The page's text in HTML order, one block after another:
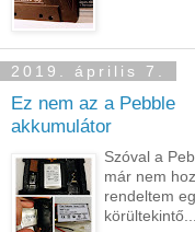
2019. április 7.
Ez nem az a Pebble
akkumulátor
Szóval a
már nem
rendeltem
körültekintő...